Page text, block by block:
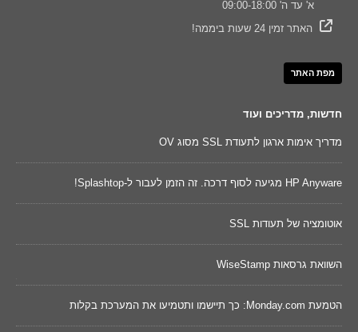
א' עד ה' 09:00-18:00
האתר זמין 24 שעות ביממה!
מפת האתר
חדשות, מדריכים ועוד
מדריך אימות ארגון לתעודת SSL מסוג OV
HP Anyware מגיעה לסוף דרכה. זה הזמן לעבור ל-Splashtop!
אוטומציה של תעודות SSL
השוואת גרסאות WiseStamp
הטמעת Monday.com: כך תיישמו ותטמיעו את המערכת בקלות